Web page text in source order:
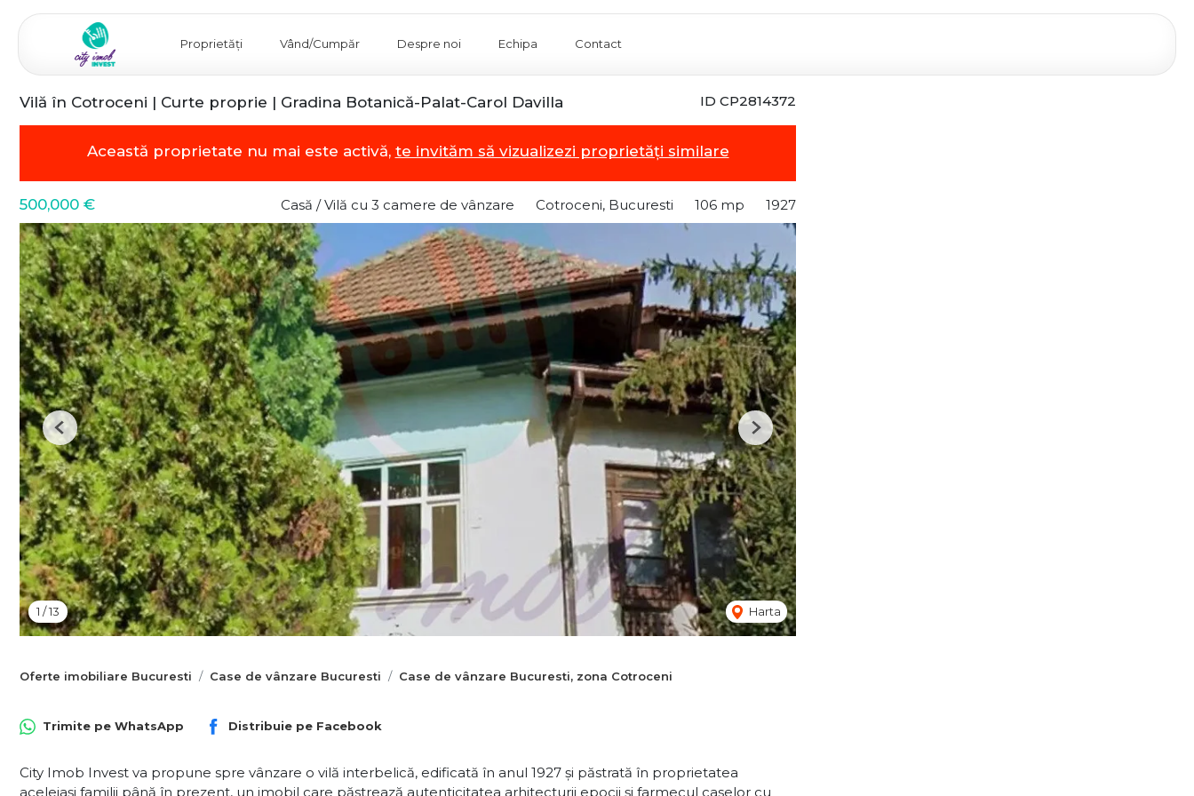
Proprietăți Vând/Cumpăr Despre noi Echipa Contact
ID CP2814372
Vilă în Cotroceni | Curte proprie | Gradina Botanică-Palat-Carol Davilla
Această proprietate nu mai este activă, te invităm să vizualizezi proprietăți similare
500,000 € Casă / Vilă cu 3 camere de vânzare Cotroceni, Bucuresti 106 mp 1927
1 /13 Harta
Previous Next
Oferte imobiliare Bucuresti Case de vânzare Bucuresti Case de vânzare Bucuresti, zona Cotroceni
Trimite pe WhatsApp Distribuie pe Facebook
City Imob Invest va propune spre vânzare o vilă interbelică, edificată în anul 1927 și păstrată în proprietatea
aceleiași familii până în prezent, un imobil care păstrează autenticitatea arhitecturii epocii și farmecul caselor cu